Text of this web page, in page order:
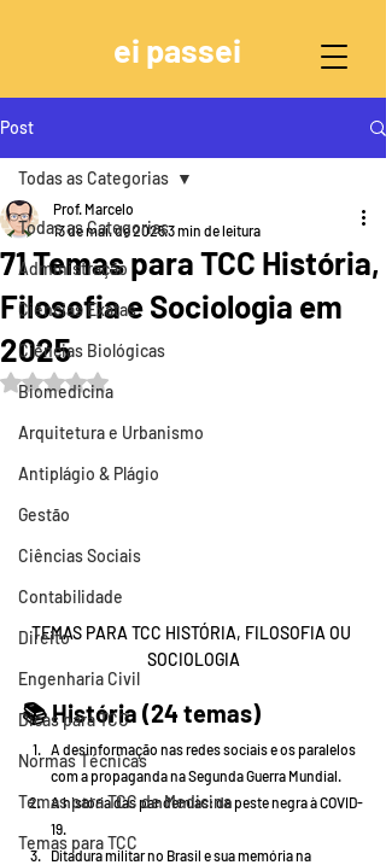
ei passei
Post
Todas as Categorias
Administração
Ciências Exatas
Ciências Biológicas
Biomedicina
Arquitetura e Urbanismo
Antiplágio & Plágio
Gestão
Ciências Sociais
Contabilidade
Direito
Engenharia Civil
Dicas para TCC
Normas Técnicas
Temas para TCC de Medicina
Temas para TCC
Todas as Categorias
71 Temas para TCC História,
Filosofia e Sociologia em
2025
Prof. Marcelo
13 de mai. de 20253 min de leitura
Avaliado com NaN de 5 estrelas.
TEMAS PARA TCC HISTÓRIA, FILOSOFIA OU
SOCIOLOGIA
📚 História (24 temas)
A desinformação nas redes sociais e os paralelos
com a propaganda na Segunda Guerra Mundial.
A história das pandemias: da peste negra à COVID-
19.
Ditadura militar no Brasil e sua memória na